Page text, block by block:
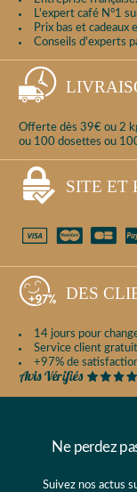
L'expert café N°1
Prix bas et cadeaux
Conseils d'experts
Offerte dès 39€ ou 2
ou 100 dosettes ou
SITE ET
DES
14 jours pour
Service client
+97% de
Ne perdez
Suivez nos actus